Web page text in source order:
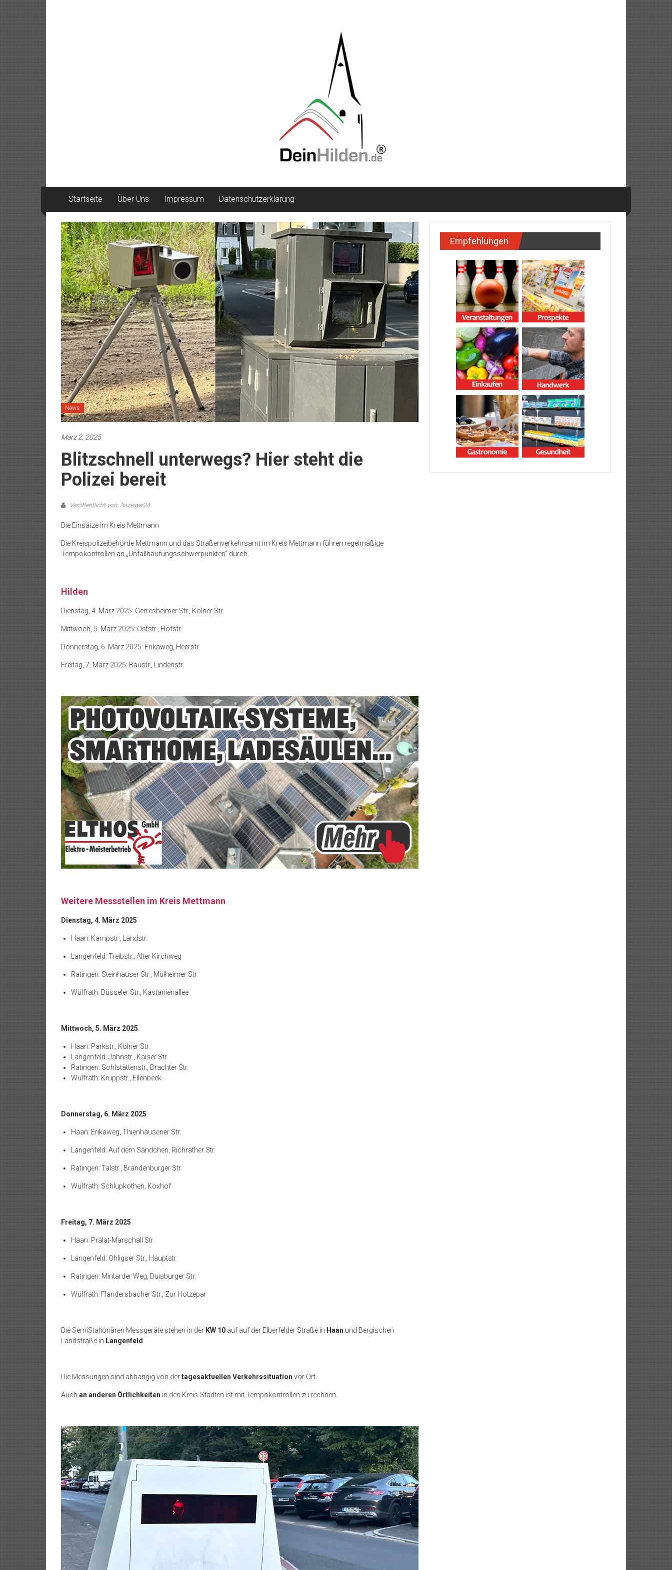
Startseite Über Uns Impressum Datenschutzerklärung
News
März 2, 2025
Blitzschnell unterwegs? Hier steht die
Polizei bereit
Veröffentlicht von: Anzeiger24
Die Einsätze im Kreis Mettmann
Die Kreispolizeibehörde Mettmann und das Straßenverkehrsamt im Kreis Mettmann führen regelmäßige
Tempokontrollen an „Unfallhäufungsschwerpunkten“ durch.
Hilden
Dienstag, 4. März 2025: Gerresheimer Str., Kölner Str.
Mittwoch, 5. März 2025: Oststr., Hofstr.
Donnerstag, 6. März 2025: Erikaweg, Heerstr.
Freitag, 7. März 2025: Baustr., Lindenstr.
Weitere Messstellen im Kreis Mettmann
Dienstag, 4. März 2025
Haan: Kampstr., Landstr.
Langenfeld: Treibstr., Alter Kirchweg
Ratingen: Steinhauser Str., Mülheimer Str.
Wülfrath: Düsseler Str., Kastanienallee
Mittwoch, 5. März 2025
Haan: Parkstr., Kölner Str.
Langenfeld: Jahnstr., Kaiser Str.
Ratingen: Sohlstättenstr., Brachter Str.
Wülfrath: Kruppstr., Ellenbeek
Donnerstag, 6. März 2025
Haan: Erikaweg, Thienhausener Str.
Langenfeld: Auf dem Sändchen, Richrather Str.
Ratingen: Talstr., Brandenburger Str.
Wülfrath: Schlupkothen, Koxhof
Freitag, 7. März 2025
Haan: Prälat-Marschall Str.
Langenfeld: Ohligser Str., Hauptstr.
Ratingen: Mintarder Weg, Duisburger Str.
Wülfrath: Flandersbacher Str., Zur Hotzepar
Die SemiStationären Messgeräte stehen in der KW 10 auf auf der Elberfelder Straße in Haan und Bergischen
Landstraße in Langenfeld.
Die Messungen sind abhängig von dertagesaktuellen Verkehrssituation vor Ort.
Auch an anderen Örtlichkeiten in den Kreis-Städten ist mit Tempokontrollen zu rechnen.
Empfehlungen